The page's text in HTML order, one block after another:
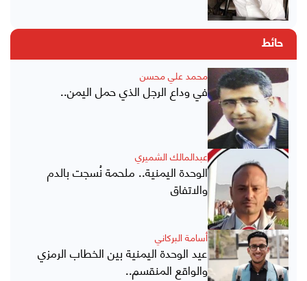
حائط
محمد علي محسن
في وداع الرجل الذي حمل اليمن..
عبدالمالك الشميري
الوحدة اليمنية.. ملحمة نُسجت بالدم
والاتفاق
أسامة البركاني
عيد الوحدة اليمنية بين الخطاب الرمزي
والواقع المنقسم..